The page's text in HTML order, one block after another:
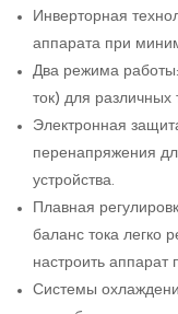
Инверторная
аппарата при
Два режима
ток) для различных
Электронная
перенапряжения
устройства.
Плавная
баланс тока легко
настроить
Системы